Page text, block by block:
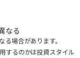
なる
場合があります。
するのかは投資スタイル